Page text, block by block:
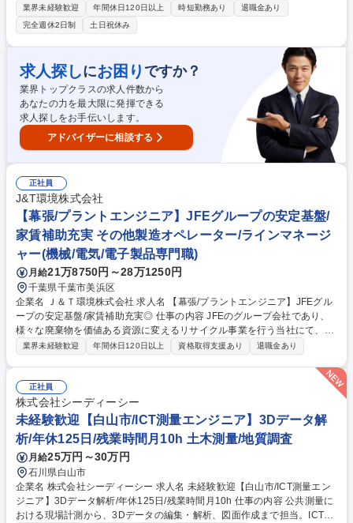
貸を行う旧テトラ社がひとつとなった当社。支店所属の電気主任技術者・
安全衛生担当者として、建設現場の支 援・指導や電気知識を活かした業務
をお任せします。 【詳細】■建設現場において安全衛生パトロールの実施
■パトロール結果により現場への支援・指導、パトロール点検表の作成・
報告 ■ISO45001労働安全衛生マネジメントシステムの運用支援・指導 ■
安全衛生教育や事故災害発生時の対応 ■各本支店での安全衛生関係行事
（安全祈願、安全大会、安全衛生委員会、安全衛生協力会等々）の準備・
運営 募集職種 大阪【安全品質環境本部/安全管理担当】年休130日/プライ
ム上場
業界未経験歓迎 年間休日120日以上 時短勤務あり
退職金あり
完全週休2日制
土日祝休み
求人探しにお困り ですか？
業界トップクラスの求人件数から
あなたの力を最大限に発揮できる
求人探しをお手伝いします。
アドバイザーに相談する
正社員
J&T環境株式会社
【幕張/プラントエンジニア】JFEグループの安定基盤/
家賃補助充実 その他製造オペレーター/ラインマネージ
ャー(機械/電気/電子製品専門職)
月給21万8750円～28万1250円
千葉県千葉市美浜区
企業名 Ｊ＆Ｔ環境株式会社 求人名 【幕張/プラントエンジニア】JFEグル
ープの安定基盤/家賃補助充実◎ 仕事の内容 JFEのグループ会社であり、
様々な廃棄物を価値ある資源に変えるリサイクル事業を行う当社にて、下
記業務をお任せします。 【具体的には】 ■廃棄物空気輸送プラントおよび
作成、日報作成の事務作業 ■その他、プラント維持管理に付随する業務
（清掃等） 募集職種 【幕張/プラントエンジニア】JFEグループの安定基
盤/家賃補助充実◎
業界未経験歓迎 年間休日120日以上 資格取得支援あり 退職金あり
正社員
株式会社シーディーシー
未経験歓迎【白山市/ICT測量エンジニア】3Dデータ解
析/年休125日/残業時間月10h 土木測量/地質調査
月給25万円～30万円
石川県白山市
企業名 株式会社シーディーシー 求人名 未経験歓迎【白山市/ICT測量エン
ジニア】3Dデータ解析/年休125日/残業時間月10h 仕事の内容 公共測量に
おける現場計測から、3Dデータの編集・解析、図面作成まで担当。ICT測